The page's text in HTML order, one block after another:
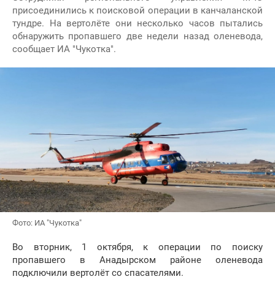
присоединились к поисковой операции в канчаланской
тундре. На вертолёте они несколько часов пытались
обнаружить пропавшего две недели назад оленевода,
сообщает ИА "Чукотка".
Фото: ИА "Чукотка"
Во вторник, 1 октября, к операции по поиску
пропавшего в Анадырском районе оленевода
подключили вертолёт со спасателями.